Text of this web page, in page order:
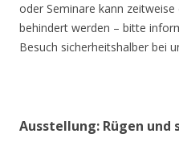
oder Seminare kann
behindert werden – bitte
Besuch sicherheitshalber bei
Ausstellung: Rügen und